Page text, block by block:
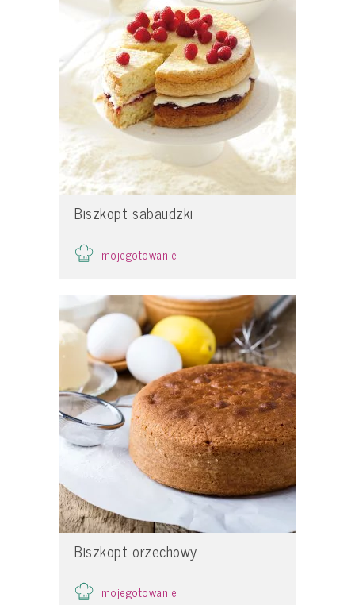
Biszkopt sabaudzki
mojegotowanie
Biszkopt orzechowy
mojegotowanie